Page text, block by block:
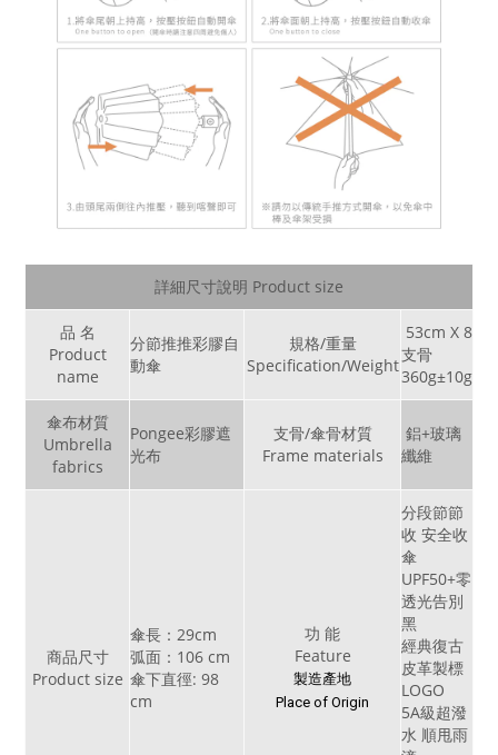
詳細尺寸說明 Product size
品 名
Product
name
分節推推彩膠自
動傘
規格/重量
Specification/Weight
53cm X 8
支骨
360g±10g
傘布材質
Umbrella
fabrics
Pongee彩膠遮
光布
支骨/傘骨材質
Frame materials
鋁+玻璃
纖維
商品尺寸
Product size
傘長：29cm
弧面：106 cm
傘下直徑: 98
cm
功 能
Feature
製造產地
Place of Origin
分段節節
收 安全收
傘
UPF50+零
透光告別
黑
經典復古
皮革製標
LOGO
5A級超潑
水 順甩雨